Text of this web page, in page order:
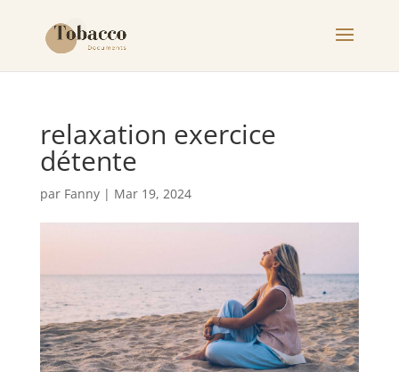
relaxation exercice
détente
par Fanny| Mar 19, 2024